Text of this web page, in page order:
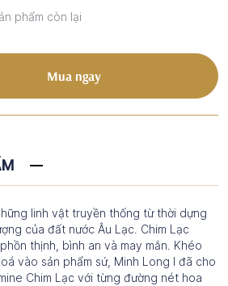
phẩm còn lại
Mua ngay
linh vật truyền thống từ thời dựng
của đất nước Âu Lạc. Chim Lạc
thịnh, bình an và may mắn. Khéo
vào sản phẩm sứ, Minh Long I đã cho
Chim Lạc với từng đường nét hoa